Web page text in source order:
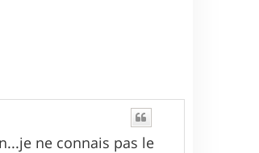
ne connais pas le